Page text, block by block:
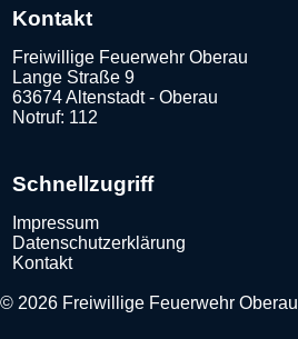
Kontakt
Freiwillige Feuerwehr Oberau
Lange Straße 9
63674 Altenstadt - Oberau
Notruf: 112
Schnellzugriff
Impressum
Datenschutzerklärung
Kontakt
© 2026 Freiwillige Feuerwehr Oberau